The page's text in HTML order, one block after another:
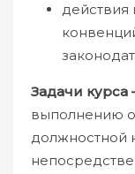
Задачи курса
выполнению
должностной